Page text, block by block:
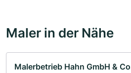
Maler in der Nähe
Malerbetrieb Hahn GmbH &